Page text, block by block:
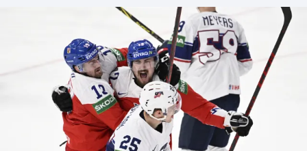
Americký fotbal
Baseball a softbal
Basketbal
NEPŘEHLÉDNĚTE
Soutěže
Historické návraty